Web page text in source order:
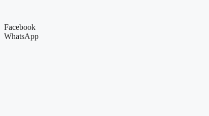
Facebook
WhatsApp